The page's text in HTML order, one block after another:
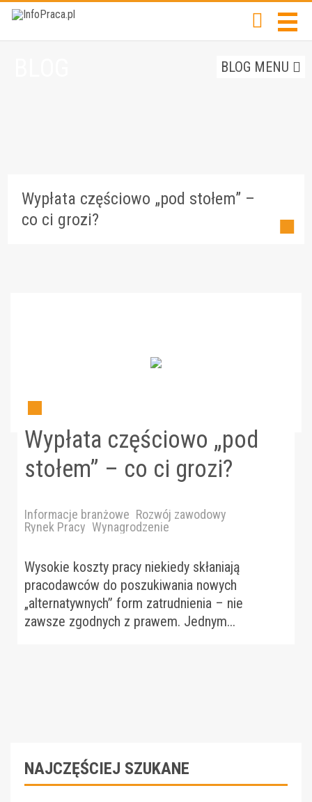
BLOG MENU
Wypłata częściowo „pod stołem” –
co ci grozi?
Wypłata częściowo „pod
stołem” – co ci grozi?
Informacje branżowe Rozwój zawodowy
Rynek Pracy Wynagrodzenie
Wysokie koszty pracy niekiedy skłaniają
pracodawców do poszukiwania nowych
„alternatywnych” form zatrudnienia – nie
zawsze zgodnych z prawem. Jednym...
NAJCZĘŚCIEJ SZUKANE